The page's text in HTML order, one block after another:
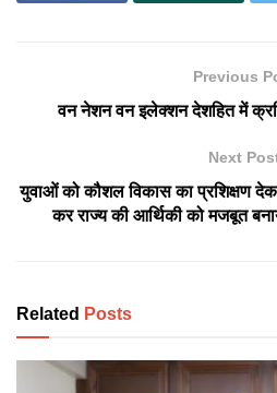
Previous
वन नेशन वन इलेक्शन देशहित में
Next
युवाओं को कौशल विकास का प्रशिक्षण
कर राज्य की आर्थिकी को मजबूत
Related Posts